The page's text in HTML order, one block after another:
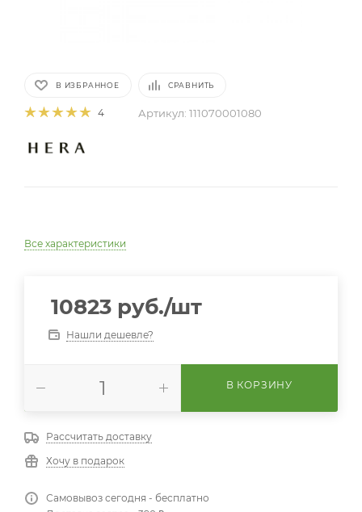
В ИЗБРАННОЕ СРАВНИТЬ
4 Артикул: 111070001080
Все характеристики
10823 руб./шт
Нашли дешевле?
В КОРЗИНУ
Рассчитать доставку
Хочу в подарок
Самовывоз сегодня - бесплатно